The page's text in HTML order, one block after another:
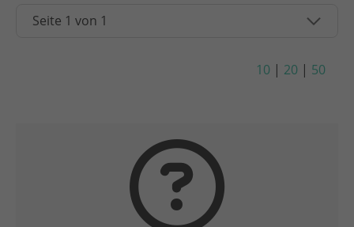
10 | 20 | 50